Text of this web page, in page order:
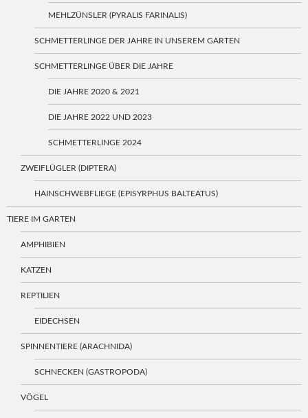
MEHLZÜNSLER (PYRALIS FARINALIS)
SCHMETTERLINGE DER JAHRE IN UNSEREM GARTEN
SCHMETTERLINGE ÜBER DIE JAHRE
DIE JAHRE 2020 & 2021
DIE JAHRE 2022 UND 2023
SCHMETTERLINGE 2024
ZWEIFLÜGLER (DIPTERA)
HAINSCHWEBFLIEGE (EPISYRPHUS BALTEATUS)
TIERE IM GARTEN
AMPHIBIEN
KATZEN
REPTILIEN
EIDECHSEN
SPINNENTIERE (ARACHNIDA)
SCHNECKEN (GASTROPODA)
VÖGEL